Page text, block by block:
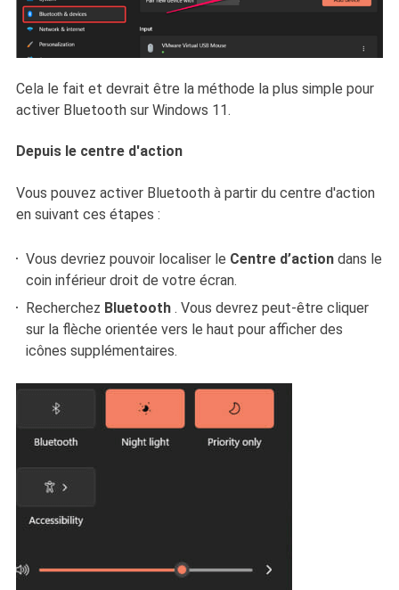
Cela le fait et devrait être la méthode la plus simple pour
activer Bluetooth sur Windows 11.
Depuis le centre d'action
Vous pouvez activer Bluetooth à partir du centre d'action
en suivant ces étapes :
Vous devriez pouvoir localiser le Centre d’action dans le
coin inférieur droit de votre écran.
Recherchez Bluetooth . Vous devrez peut-être cliquer
sur la flèche orientée vers le haut pour afficher des
icônes supplémentaires.